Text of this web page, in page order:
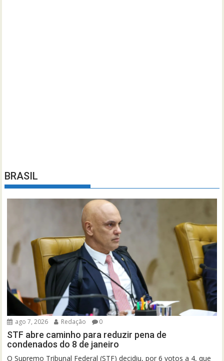
BRASIL
ago 7, 2026 Redação 0
STF abre caminho para reduzir pena de
condenados do 8 de janeiro
O Supremo Tribunal Federal (STF) decidiu, por 6 votos a 4, que